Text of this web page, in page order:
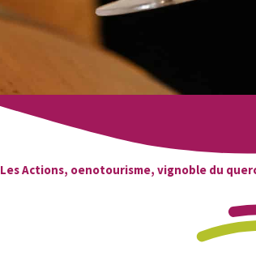
Les Actions, oenotourisme, vignoble du